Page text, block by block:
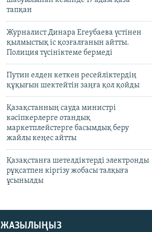
тапқан
Журналист Динара Егеубаева үстінен
қылмыстық іс қозғалғанын айтты.
Полиция түсініктеме бермеді
Путин елден кеткен ресейліктердің
құқығын шектейтін заңға қол қойды
Қазақстанның сауда министрі
кәсіпкерлерге отандық
маркетплейстерге басымдық беру
жайлы кеңес айтты
Қазақстанға шетелдіктерді электронды
рұқсатпен кіргізу жобасы талқыға
ұсынылды
ЖАЗЫЛЫҢЫЗ